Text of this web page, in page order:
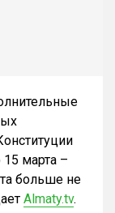
марта –
больше не
Almaty.tv.